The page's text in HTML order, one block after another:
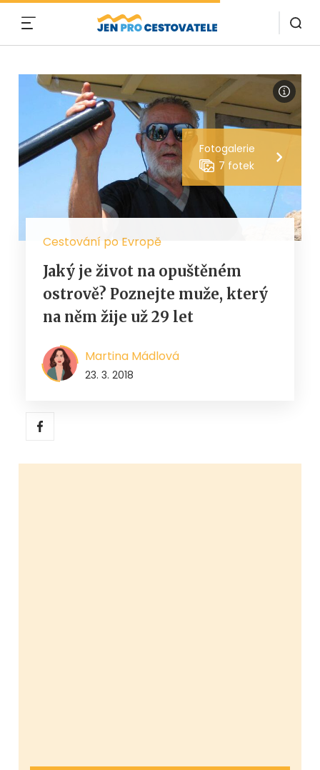
Fotogalerie
7 fotek
Cestování po Evropě
Jaký je život na opuštěném
ostrově? Poznejte muže, který
na něm žije už 29 let
Martina Mádlová
23. 3. 2018